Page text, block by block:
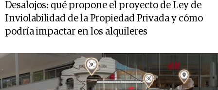
Desalojos: qué propone el proyecto de Ley de
Inviolabilidad de la Propiedad Privada y cómo
podría impactar en los alquileres